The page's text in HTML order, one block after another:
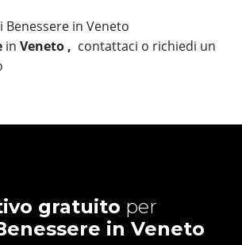
Benessere in Veneto
in Veneto , contattaci o richiedi un
gratuito per
in Veneto